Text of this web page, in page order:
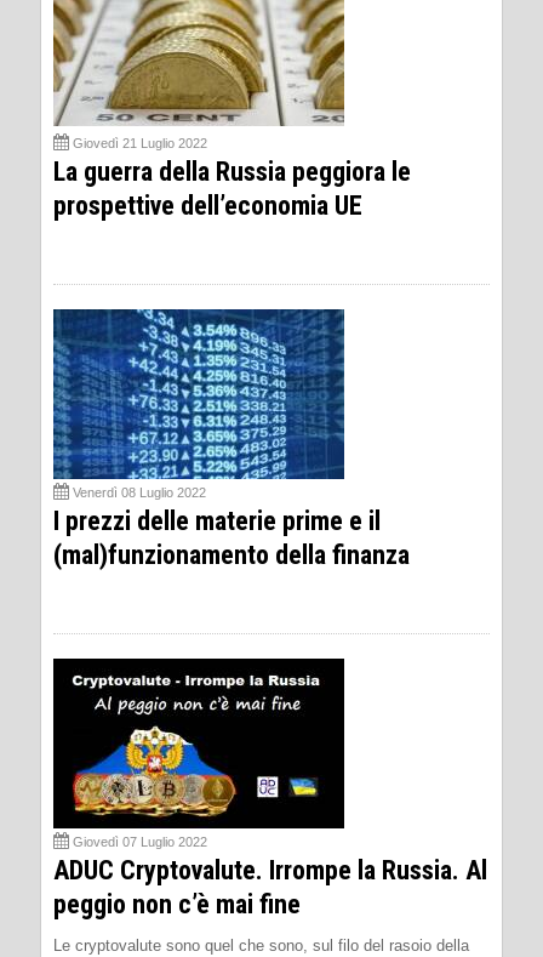
Giovedì 21 Luglio 2022
La guerra della Russia peggiora le
prospettive dell’economia UE
Venerdì 08 Luglio 2022
I prezzi delle materie prime e il
(mal)funzionamento della finanza
Giovedì 07 Luglio 2022
ADUC Cryptovalute. Irrompe la Russia. Al
peggio non c’è mai fine
Le cryptovalute sono quel che sono, sul filo del rasoio della